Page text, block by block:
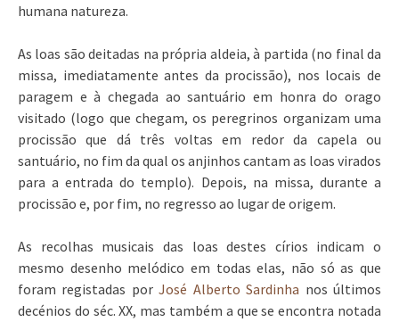
humana natureza.
As loas são deitadas na própria aldeia, à partida (no final da
missa, imediatamente antes da procissão), nos locais de
paragem e à chegada ao santuário em honra do orago
visitado (logo que chegam, os peregrinos organizam uma
procissão que dá três voltas em redor da capela ou
santuário, no fim da qual os anjinhos cantam as loas virados
para a entrada do templo). Depois, na missa, durante a
procissão e, por fim, no regresso ao lugar de origem.
As recolhas musicais das loas destes círios indicam o
mesmo desenho melódico em todas elas, não só as que
foram registadas porJosé Alberto Sardinha nos últimos
decénios do séc. XX, mas também a que se encontra notada